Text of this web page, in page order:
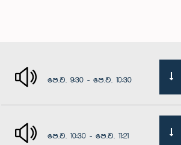
පෙ.ව. 9:30 - පෙ.ව. 10:30
පෙ.ව. 10:30 - පෙ.ව. 11:21